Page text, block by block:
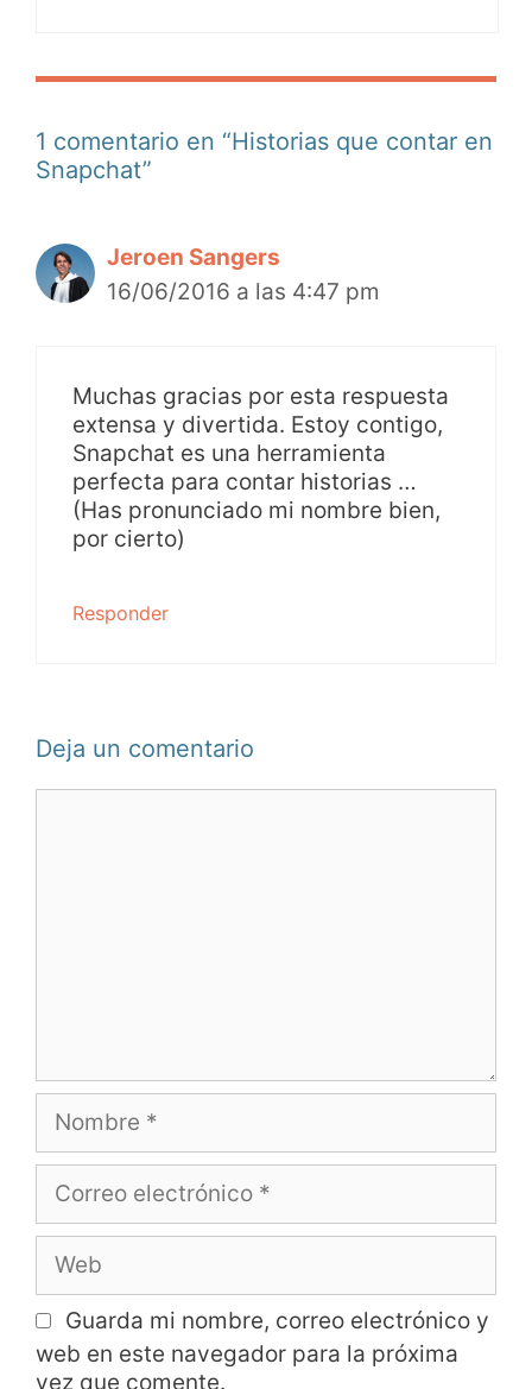
1 comentario en “Historias que contar en
Snapchat”
Jeroen Sangers
16/06/2016 a las 4:47 pm
Muchas gracias por esta respuesta
extensa y divertida. Estoy contigo,
Snapchat es una herramienta
perfecta para contar historias …
(Has pronunciado mi nombre bien,
por cierto)
Responder
Deja un comentario
Guarda mi nombre, correo electrónico y
web en este navegador para la próxima
vez que comente.